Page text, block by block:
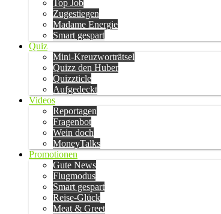
Top Job
Zugestiegen
Madame Energie
Smart gespart
Quiz
Mini-Kreuzworträtsel
Quizz den Huber
Quizzticle
Aufgedeckt
Videos
Reportagen
Fragenbot
Wein doch
MoneyTalks
Promotionen
Gute News
Flugmodus
Smart gespart
Reise-Glück
Meat & Greet